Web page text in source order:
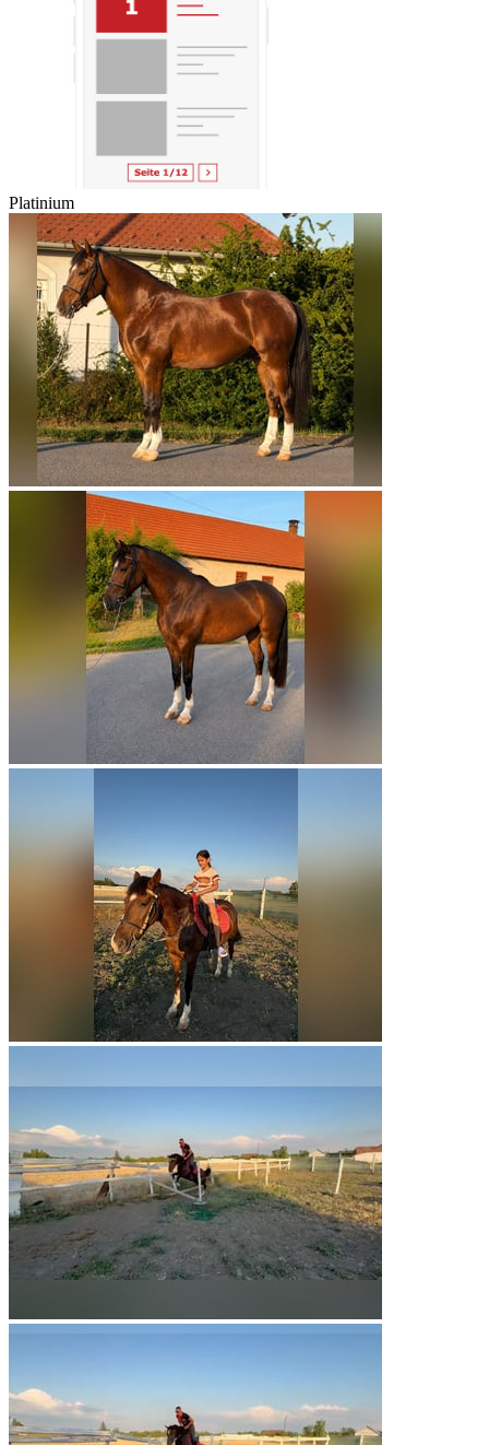
Platinium